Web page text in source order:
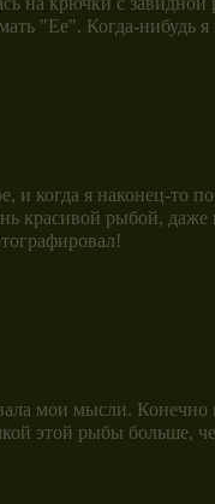
"Ее". Когда-нибудь
когда я наконец-то
красивой рыбой,
мои мысли.
этой рыбы больше,